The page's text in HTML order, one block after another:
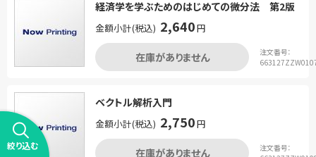
絞り込む
経済学を学ぶためのはじめての微分法 第2版
金額小計(税込) 2,640円
在庫がありません
注文番号：
ベクトル解析入門
金額小計(税込) 2,750円
在庫がありません
注文番号：